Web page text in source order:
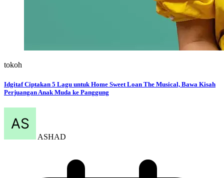
tokoh
Idgitaf Ciptakan 5 Lagu untuk Home Sweet Loan The Musical, Bawa Kisah
Perjuangan Anak Muda ke Panggung
ASHAD